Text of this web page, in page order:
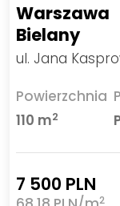
Warszawa
Bielany
ul. Jana
Powierzchnia
110 m2
7 500 PLN
2